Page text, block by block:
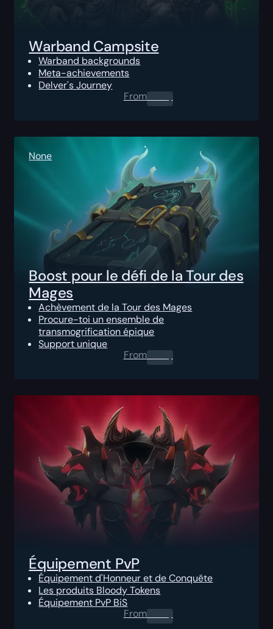
Warband Campsite
Warband backgrounds
Meta-achievements
Delver's Journey
From0.00 $
None
Boost pour le défi de la Tour des
Mages
Achèvement de la Tour des Mages
Procure-toi un ensemble de
transmogrification épique
Support unique
From0.00 $
Équipement PvP
Équipement d'Honneur et de Conquête
Les produits Bloody Tokens
Équipement PvP BiS
From0.00 $